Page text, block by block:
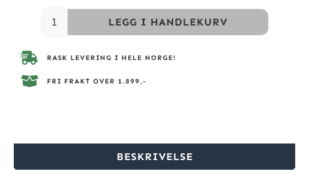
LEGG I HANDLEKURV
RASK LEVERING I HELE NORGE!
FRI FRAKT OVER 1.899,-
BESKRIVELSE